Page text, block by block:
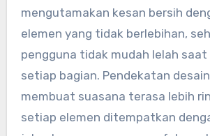
mengutamakan kesan bersih
elemen yang tidak berlebihan,
pengguna tidak mudah lelah
setiap bagian. Pendekatan
membuat suasana terasa lebih
setiap elemen ditempatkan